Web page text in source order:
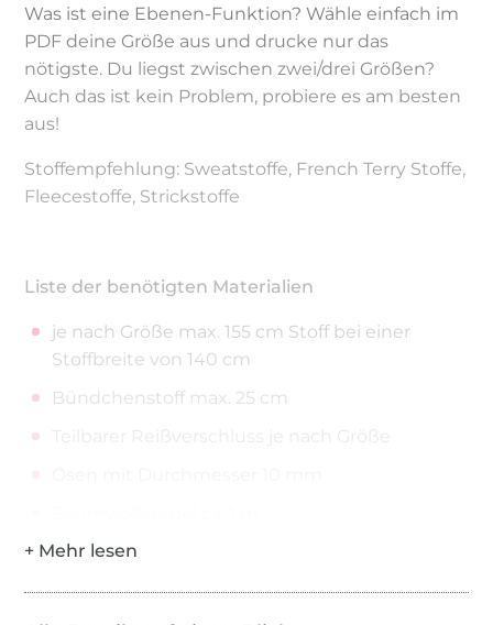
Was ist eine Ebenen-Funktion? Wähle einfach im
PDF deine Größe aus und drucke nur das
nötigste. Du liegst zwischen zwei/drei Größen?
Auch das ist kein Problem, probiere es am besten
aus!
Stoffempfehlung: Sweatstoffe, French Terry Stoffe,
Fleecestoffe, Strickstoffe
Liste der benötigten Materialien
je nach Größe max. 155 cm Stoff bei einer
Stoffbreite von 140 cm
Bündchenstoff max. 25 cm
Teilbarer Reißverschluss je nach Größe